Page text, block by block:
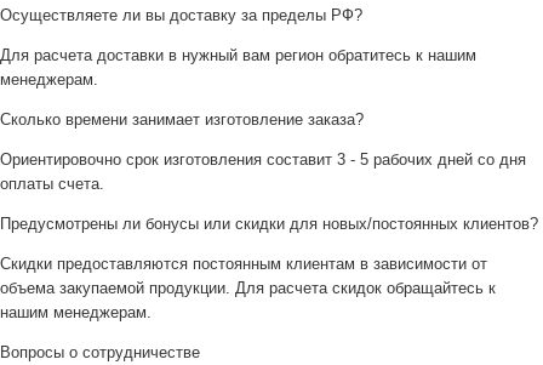
Осуществляете ли вы доставку за пределы РФ?
Для расчета доставки в нужный вам регион обратитесь к нашим
менеджерам.
Сколько времени занимает изготовление заказа?
Ориентировочно срок изготовления составит 3 - 5 рабочих дней со дня
оплаты счета.
Предусмотрены ли бонусы или скидки для новых/постоянных клиентов?
Скидки предоставляются постоянным клиентам в зависимости от
объема закупаемой продукции. Для расчета скидок обращайтесь к
нашим менеджерам.
Вопросы о сотрудничестве